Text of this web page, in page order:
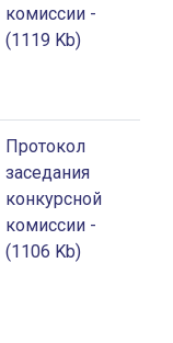
комиссии -
(1119 Kb)
Протокол
заседания
конкурсной
комиссии -
(1106 Kb)